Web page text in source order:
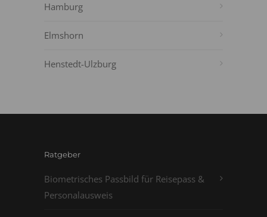
Hamburg
Elmshorn
Henstedt-Ulzburg
Ratgeber
Biometrisches Passbild für Reisepass &
Personalausweis